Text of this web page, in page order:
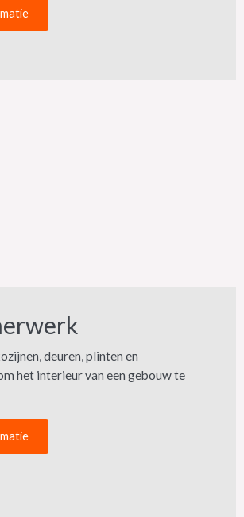
deuren, plinten en
het interieur van een gebouw te